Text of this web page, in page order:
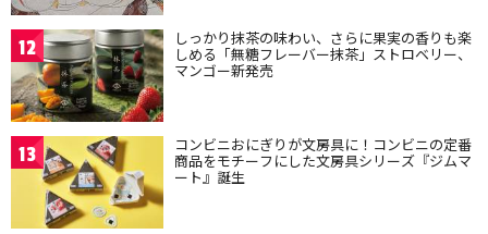
12 しっかり抹茶の味わい、さらに果実の香りも楽
しめる「無糖フレーバー抹茶」ストロベリー、
マンゴー新発売
13 コンビニおにぎりが文房具に！コンビニの定番
商品をモチーフにした文房具シリーズ『ジムマ
ート』誕生